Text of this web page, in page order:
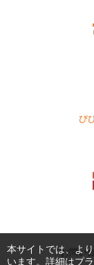
び
お問い
本サイトでは、よ
います。詳細はプ